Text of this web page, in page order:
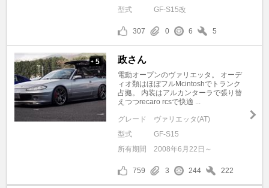
型式
GF-S15改
307 0 6 5
+ 5 政さん
電動オープンのヴァリエッタ。 オーデ
ィオ類はほぼフルMcintoshでトランク
占拠。 内装はアルカンターラで張り替
えつつrecaro rcsで快適 ...
グレード
ヴァリエッタ(AT)
型式
GF-S15
所有期間
2008年6月22日～
759 3 244 222